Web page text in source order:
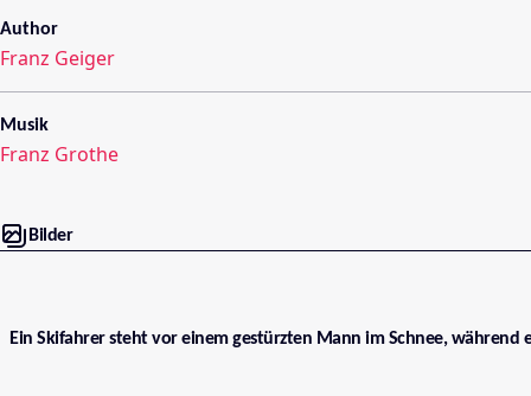
Author
Franz Geiger
Musik
Franz Grothe
Bilder
Ein Skifahrer steht vor einem gestürzten Mann im Schnee, während